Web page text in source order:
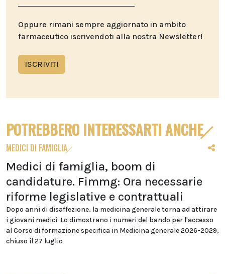
Oppure rimani sempre aggiornato in ambito
farmaceutico iscrivendoti alla nostra Newsletter!
ISCRIVITI
POTREBBERO INTERESSARTI ANCHE
MEDICI DI FAMIGLIA
Medici di famiglia, boom di
candidature. Fimmg: Ora necessarie
riforme legislative e contrattuali
Dopo anni di disaffezione, la medicina generale torna ad attirare
i giovani medici. Lo dimostrano i numeri del bando per l'accesso
al Corso di formazione specifica in Medicina generale 2026-2029,
chiuso il 27 luglio